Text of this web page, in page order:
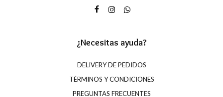
¿Necesitas ayuda?
DELIVERY DE PEDIDOS
TÉRMINOS Y CONDICIONES
PREGUNTAS FRECUENTES